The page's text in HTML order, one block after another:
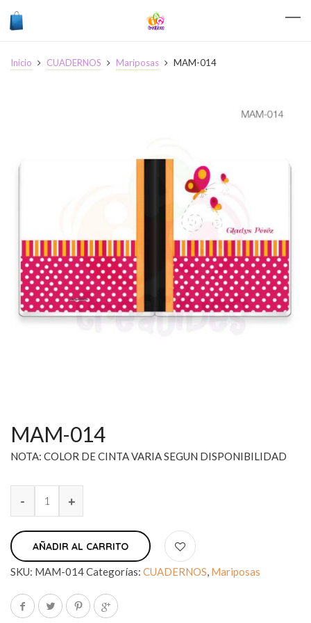
Inicio CUADERNOS Mariposas MAM-014
MAM-014
NOTA: COLOR DE CINTA VARIA SEGUN DISPONIBILIDAD
AÑADIR AL CARRITO
SKU: MAM-014Categorías: CUADERNOS, Mariposas